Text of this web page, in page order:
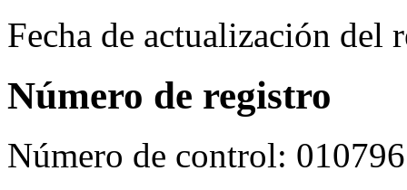
Fecha de actualización del
Número de registro
Número de control: